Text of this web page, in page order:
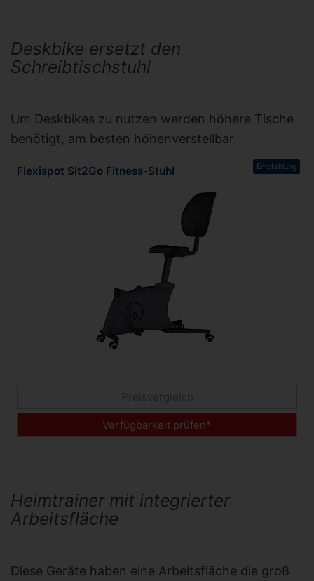
Deskbike ersetzt den
Schreibtischstuhl
Um Deskbikes zu nutzen werden höhere Tische
benötigt, am besten höhenverstellbar.
Empfehlung
Flexispot Sit2Go Fitness-Stuhl
Verfügbarkeit prüfen*
Heimtrainer mit integrierter
Arbeitsfläche
Diese Geräte haben eine Arbeitsfläche die groß